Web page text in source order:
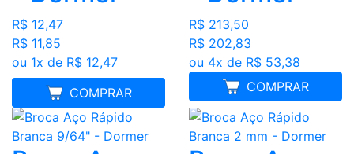
R$ 12,47
R$ 11,85
ou 1x de R$ 12,47
COMPRAR
MELHOR PREÇO
R$ 213,50
R$ 202,83
ou 4x de R$ 53,38
COMPRAR